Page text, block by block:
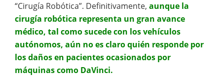
“Cirugía Robótica”. Definitivamente, aunque la
cirugía robótica representa un gran avance
médico, tal como sucede con los vehículos
autónomos, aún no es claro quién responde por
los daños en pacientes ocasionados por
máquinas como DaVinci.